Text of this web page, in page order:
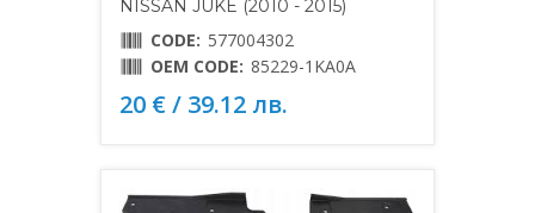
NISSAN JUKE (2010 - 2015)
CODE: 577004302
OEM CODE: 85229-1KA0A
20 € / 39.12 лв.